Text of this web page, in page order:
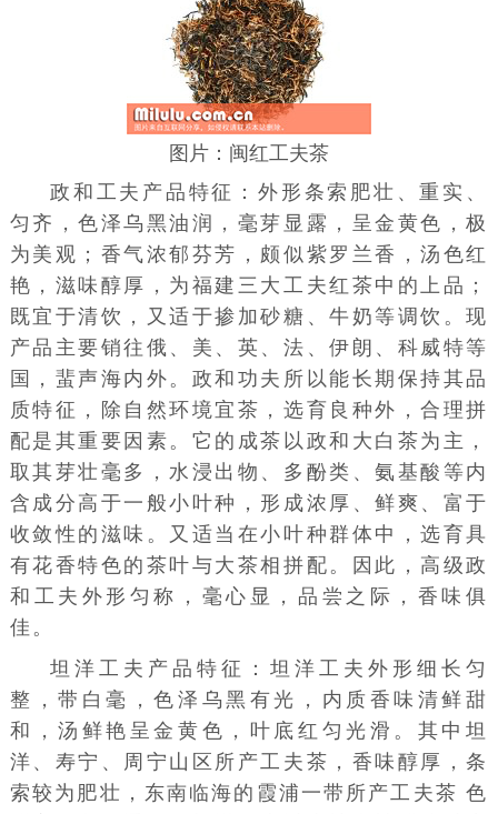
图片：闽红工夫茶
政和工夫产品特征：外形条索肥壮、重实、
匀齐，色泽乌黑油润，毫芽显露，呈金黄色，极
为美观；香气浓郁芬芳，颇似紫罗兰香，汤色红
艳，滋味醇厚，为福建三大工夫红茶中的上品；
既宜于清饮，又适于掺加砂糖、牛奶等调饮。现
产品主要销往俄、美、英、法、伊朗、科威特等
国，蜚声海内外。政和功夫所以能长期保持其品
质特征，除自然环境宜茶，选育良种外，合理拼
配是其重要因素。它的成茶以政和大白茶为主，
取其芽壮毫多，水浸出物、多酚类、氨基酸等内
含成分高于一般小叶种，形成浓厚、鲜爽、富于
收敛性的滋味。又适当在小叶种群体中，选育具
有花香特色的茶叶与大茶相拼配。因此，高级政
和工夫外形匀称，毫心显，品尝之际，香味俱
佳。
坦洋工夫产品特征：坦洋工夫外形细长匀
整，带白毫，色泽乌黑有光，内质香味清鲜甜
和，汤鲜艳呈金黄色，叶底红匀光滑。其中坦
洋、寿宁、周宁山区所产工夫茶，香味醇厚，条
索较为肥壮，东南临海的霞浦一带所产工夫茶 色